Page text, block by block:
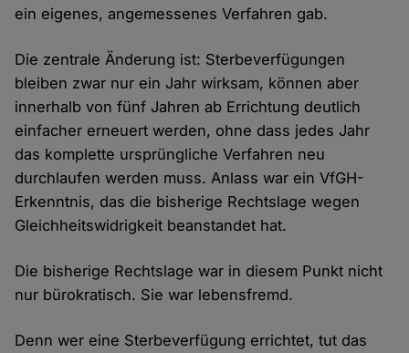
ein eigenes, angemessenes Verfahren gab.
Die zentrale Änderung ist: Sterbeverfügungen
bleiben zwar nur ein Jahr wirksam, können aber
innerhalb von fünf Jahren ab Errichtung deutlich
einfacher erneuert werden, ohne dass jedes Jahr
das komplette ursprüngliche Verfahren neu
durchlaufen werden muss. Anlass war ein VfGH-
Erkenntnis, das die bisherige Rechtslage wegen
Gleichheitswidrigkeit beanstandet hat.
Die bisherige Rechtslage war in diesem Punkt nicht
nur bürokratisch. Sie war lebensfremd.
Denn wer eine Sterbeverfügung errichtet, tut das